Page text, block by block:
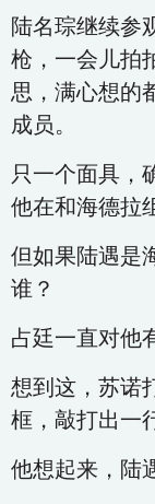
陆名琮继续参
枪，一会儿拍
思，满心想的
成员。
只一个面具，
他在和海德拉
但如果陆遇是
谁？
占廷一直对他
想到这，苏诺
框，敲打出一
他想起来，陆